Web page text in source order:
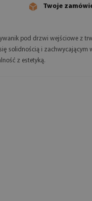
Twoje
pod drzwi wejściowe z
solidnością i zachwycającym
z estetyką.